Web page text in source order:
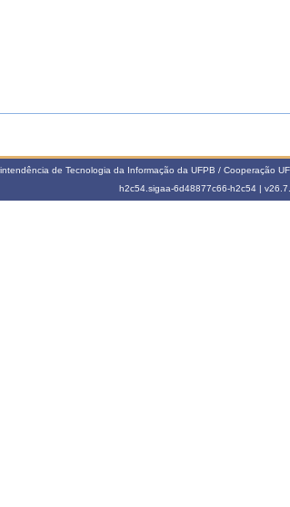
de Tecnologia da Informação da UFPB / Cooperação
h2c54.sigaa-6d48877c66-h2c54 |